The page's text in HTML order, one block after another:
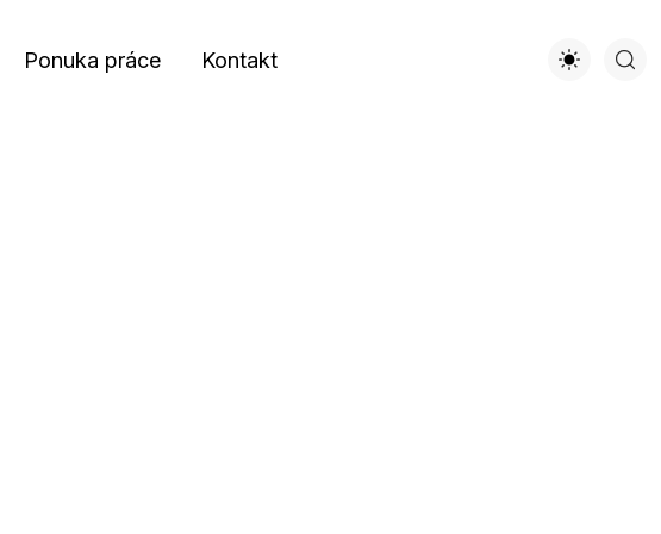
Ponuka práce Kontakt